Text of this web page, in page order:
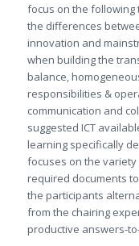
focus on the following
the differences
innovation and
when building the
balance,
responsibilities &
communication and
suggested ICT
learning specifically
focuses on the
required documents
the participants
from the chairing
productive answers-